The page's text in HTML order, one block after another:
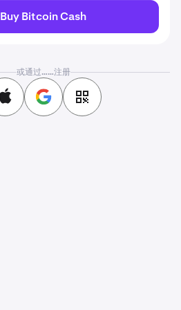
Buy Bitcoin Cash
或通过……注册